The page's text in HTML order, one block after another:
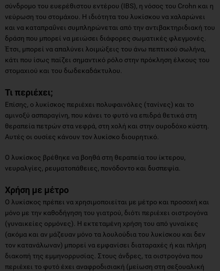
σύνδρομο του ευερέθιστου εντέρου (IBS), η νόσος του Crohn και η
νεύρωση του στομάχου. Η ιδιότητα του λυκίσκου να χαλαρώνει
και να καταπραΰνει συμπληρώνεται από την αντιβακτηριδιακή του
δράση που μπορεί να μειώσει διάφορες σωματικές φλεγμονές.
Έτσι, μπορεί να απαλύνει λοιμώξεις του άνω πεπτικού σωλήνα,
κάτι που ίσως παίζει σημαντικό ρόλο στην πρόκληση έλκους του
στομαχιού και του δωδεκαδάκτυλου.
Τι περιέχει;
Επίσης, ο λυκίσκος περιέχει πολυφαινόλες (τανίνες) και το
αμινοξύ ασπαραγίνη, που κάνει το φυτό να επιδρά θετικά στη
θεραπεία πετρών στα νεφρά, στη χολή και στην ουροδόχο κύστη.
Αυτές οι ουσίες κάνουν τον λυκίσκο διουρητικό.
Ο λυκίσκος βρέθηκε να βοηθά στη θεραπεία του ίκτερου,
νευραλγίες, ρευματοπάθειες, πονόδοντο και δυσπεψία.
Χρήση με μέτρο
Ο λυκίσκος πρέπει να χρησιμοποιείται με μέτρο και προσοχή και
μόνο με την καθοδήγηση του γιατρού, διότι περιέχει οιστρογόνα
(γυναικείες ορμόνες). Η εκτεταμένη χρήση του από γυναίκες
(ακόμα και αν μάζευαν μόνο τα λουλούδια του λυκίσκου και δεν
τον κατανάλωναν) μπορεί να εμφανίσει διαταραχές ή και πλήρη
διακοπή της εμμηνορρυσίας. Στους άνδρες, τα οιστρογόνα που
περιέχει το φυτό έχει αναφροδισιακή (μείωση στη σεξουαλική